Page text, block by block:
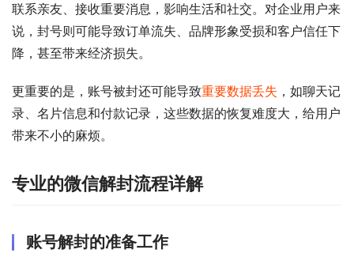
联系亲友、接收重要消息，影响生活和社交。对企业用户来
说，封号则可能导致订单流失、品牌形象受损和客户信任下
降，甚至带来经济损失。
更重要的是，账号被封还可能导致重要数据丢失 ，如聊天记
录、名片信息和付款记录，这些数据的恢复难度大，给用户
带来不小的麻烦。
专业的微信解封流程详解
账号解封的准备工作